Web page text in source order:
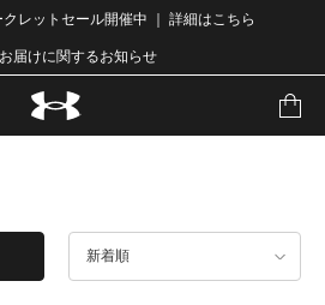
クレットセール開催中 ｜ 詳細はこちら
届けに関するお知らせ
新着順